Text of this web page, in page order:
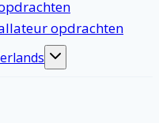
opdrachten
Toggle